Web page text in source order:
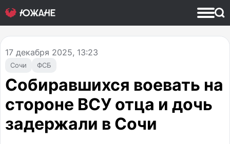
Сочи ФСБ
17 декабря 2025, 13:23
Собиравшихся воевать на
стороне ВСУ отца и дочь
задержали в Сочи